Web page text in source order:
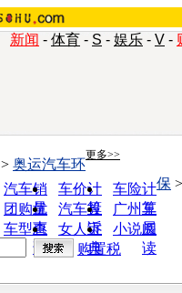
新闻 - 体育 - S - 娱乐 - V -
更多>>
汽车销
量
车价计
算
车险计
算
团购优
惠
汽车投
诉
广州车
展
车型查
询
女人宝
典
小说阅
读
> 奥运汽车环
保
购置税